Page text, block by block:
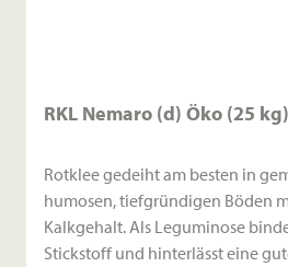
RKL Nemaro (d) Öko (25 kg)
Rotklee gedeiht am besten in
humosen, tiefgründigen Böden
Kalkgehalt. Als Leguminose
Stickstoff und hinterlässt eine gute Bodengare für die